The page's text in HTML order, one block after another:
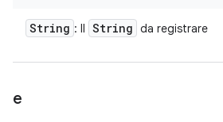
String : Il String da registrare
e